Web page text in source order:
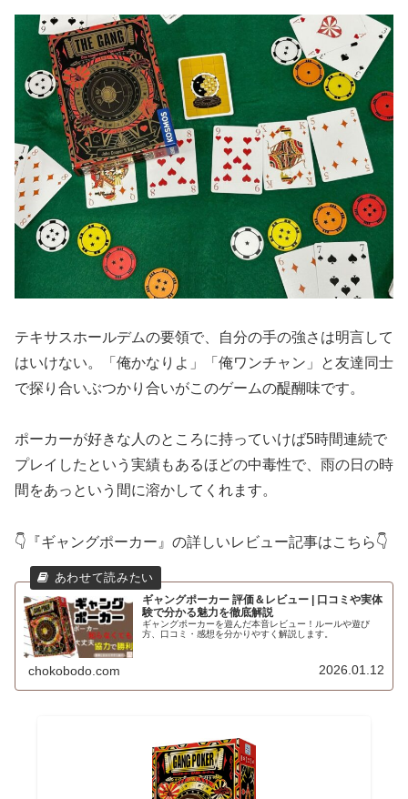
テキサスホールデムの要領で、自分の手の強さは明言して
はいけない。「俺かなりよ」「俺ワンチャン」と友達同士
で探り合いぶつかり合いがこのゲームの醍醐味です。
ポーカーが好きな人のところに持っていけば5時間連続で
プレイしたという実績もあるほどの中毒性で、雨の日の時
間をあっという間に溶かしてくれます。
👇『ギャングポーカー』の詳しいレビュー記事はこちら👇
ギャングポーカー 評価＆レビュー | 口コミや実体
験で分かる魅力を徹底解説
ギャングポーカーを遊んだ本音レビュー！ルールや遊び
方、口コミ・感想を分かりやすく解説します。
chokobodo.com 2026.01.12